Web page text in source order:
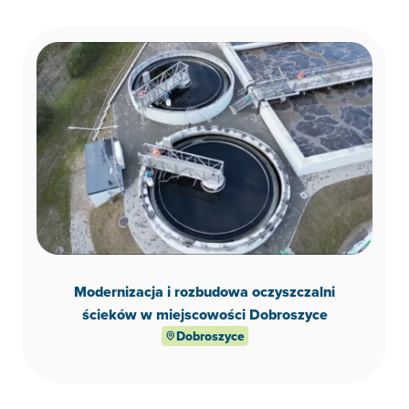
Modernizacja i rozbudowa oczyszczalni
ścieków w miejscowości Dobroszyce
Dobroszyce